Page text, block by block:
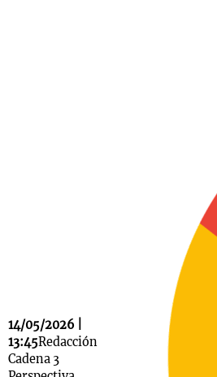
14/05/2026 |
13:45Redacción
Cadena 3